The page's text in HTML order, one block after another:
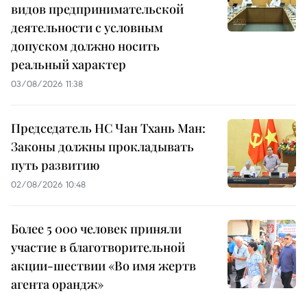
видов предпринимательской
деятельности с условным
допуском должно носить
реальный характер
03/08/2026 11:38
Председатель НС Чан Тхань Ман:
Законы должны прокладывать
путь развитию
02/08/2026 10:48
Более 5 000 человек приняли
участие в благотворительной
акции-шествии «Во имя жертв
агента орандж»